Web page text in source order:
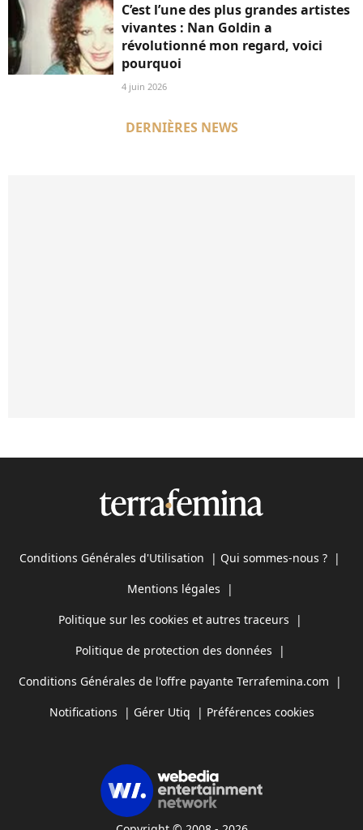
C’est l’une des plus grandes artistes
vivantes : Nan Goldin a
révolutionné mon regard, voici
pourquoi
4 juin 2026
DERNIÈRES NEWS
Conditions Générales d'Utilisation | Qui sommes-nous ? |
Mentions légales |
Politique sur les cookies et autres traceurs |
Politique de protection des données |
Conditions Générales de l'offre payante Terrafemina.com |
Notifications | Gérer Utiq | Préférences cookies